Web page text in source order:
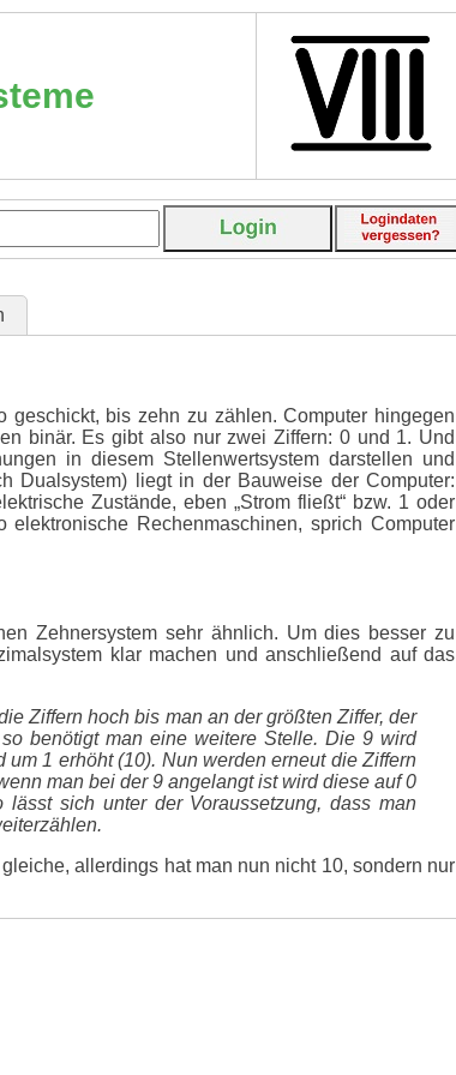
bis zehn zu zählen. Computer hingegen
binär. Es gibt also nur zwei Ziffern: 0 und 1. Und
in diesem Stellenwertsystem darstellen und
Dualsystem) liegt in der Bauweise der Computer:
Zustände, eben „Strom fließt“ bzw. 1 oder
Rechenmaschinen, sprich Computer
Zehnersystem sehr ähnlich. Um dies besser zu
klar machen und anschließend auf das
Ziffern hoch bis man an der größten Ziffer, der
benötigt man eine weitere Stelle. Die 9 wird
1 erhöht (10). Nun werden erneut die Ziffern
man bei der 9 angelangt ist wird diese auf 0
sich unter der Voraussetzung, dass man
allerdings hat man nun nicht 10, sondern nur